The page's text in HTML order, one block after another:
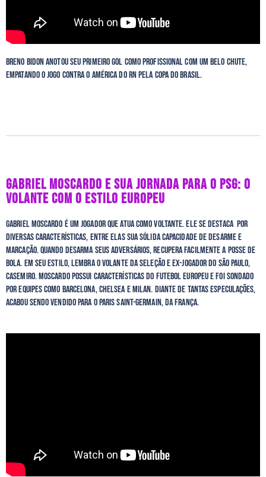
Breno Bidon anotou seu primeiro gol como profissional com um belo chute,
empatando o jogo contra o América do RN pela Copa do Brasil.
GABRIEL MOSCARDO E SUA JORNADA PARA O PSG: O
VOLANTE COM O ESTILO EUROPEU
Gabriel Moscardo é um jogador que atua como voltante. Ele se destaca por
diversas características, entre elas sua sólida capacidade de desarme e
marcação. Quando desarma seus adversários, recupera facilmente a posse de
bola. Em seu estilo, lembra o volante da seleção e ex-jogador do São Paulo,
Casemiro. Moscardo possui características do futebol europeu e foi sondado
por equipes como Barcelona, Chelsea e Milan. Diante de tantas especulações,
acabou sendo vendido para o Paris Saint-Germain, da França.